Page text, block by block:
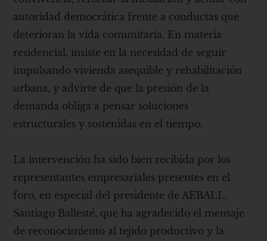
autoridad democrática frente a conductas que
deterioran la vida comunitaria. En materia
residencial, insiste en la necesidad de seguir
impulsando vivienda asequible y rehabilitación
urbana, y advirte de que la presión de la
demanda obliga a pensar soluciones
estructurales y sostenidas en el tiempo.
La intervención ha sido bien recibida por los
representantes empresariales presentes en el
foro, en especial del presidente de AEBALL,
Santiago Ballesté, que ha agradecido el mensaje
de reconocimiento al tejido productivo y la